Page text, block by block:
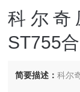
科尔奇
ST755
简要描述：科尔